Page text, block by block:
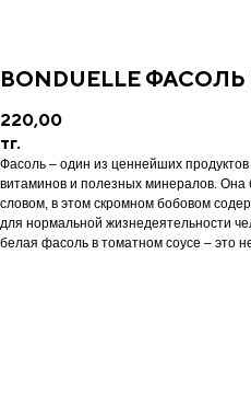
BONDUELLE ФАСОЛЬ
220,00
тг.
Фасоль – один из ценнейших
витаминов и полезных минералов. Она
словом, в этом скромном бобовом
для нормальной жизнедеятельности
белая фасоль в томатном соусе – это